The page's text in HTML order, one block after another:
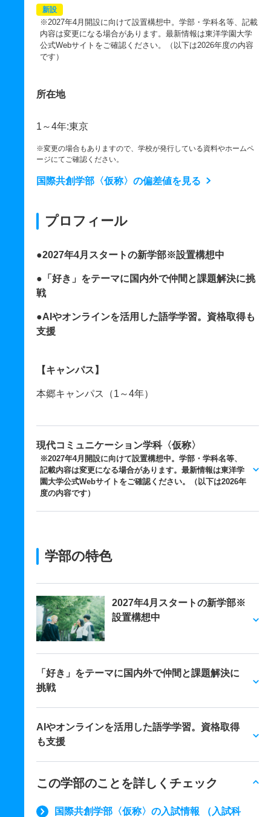
新設
※2027年4月開設に向けて設置構想中。学部・学科名等、記載
内容は変更になる場合があります。最新情報は東洋学園大学
公式Webサイトをご確認ください。（以下は2026年度の内容
です）
所在地
1～4年:東京
※変更の場合もありますので、学校が発行している資料やホームペ
ージにてご確認ください。
国際共創学部〈仮称〉の偏差値を見る
プロフィール
●2027年4月スタートの新学部※設置構想中
●「好き」をテーマに国内外で仲間と課題解決に挑
戦
●AIやオンラインを活用した語学学習。資格取得も
支援
【キャンパス】
本郷キャンパス（1～4年）
現代コミュニケーション学科〈仮称〉
※2027年4月開設に向けて設置構想中。学部・学科名等、
記載内容は変更になる場合があります。最新情報は東洋学
園大学公式Webサイトをご確認ください。（以下は2026年
度の内容です）
学部の特色
2027年4月スタートの新学部※
設置構想中
「好き」をテーマに国内外で仲間と課題解決に
挑戦
AIやオンラインを活用した語学学習。資格取得
も支援
この学部のことを詳しくチェック
国際共創学部〈仮称〉の入試情報 （入試科